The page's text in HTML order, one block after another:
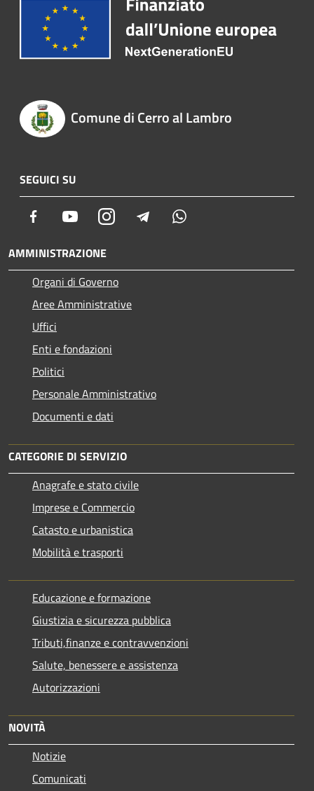
Comune di Cerro al Lambro
SEGUICI SU
Facebook YoutubeInstagram Telegram
AMMINISTRAZIONE
Organi di Governo
Aree Amministrative
Uffici
Enti e fondazioni
Politici
Personale Amministrativo
Documenti e dati
CATEGORIE DI SERVIZIO
Anagrafe e stato civile
Imprese e Commercio
Catasto e urbanistica
Mobilità e trasporti
Educazione e formazione
Giustizia e sicurezza pubblica
Tributi,finanze e contravvenzioni
Salute, benessere e assistenza
Autorizzazioni
NOVITÀ
Notizie
Comunicati